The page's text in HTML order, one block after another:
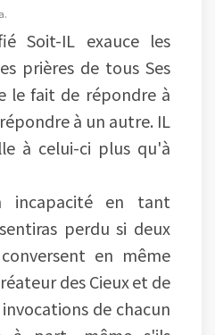
Soit-IL exauce les
prières de tous Ses
le fait de répondre à
à un autre. IL
à celui-ci plus qu'à
en tant
perdu si deux
en même
des Cieux et de
de chacun